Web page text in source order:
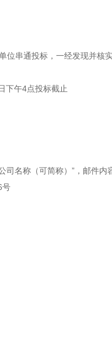
位串通投标，一经发现并核
下午4点投标截止
名称（可简称）”，邮件内
号